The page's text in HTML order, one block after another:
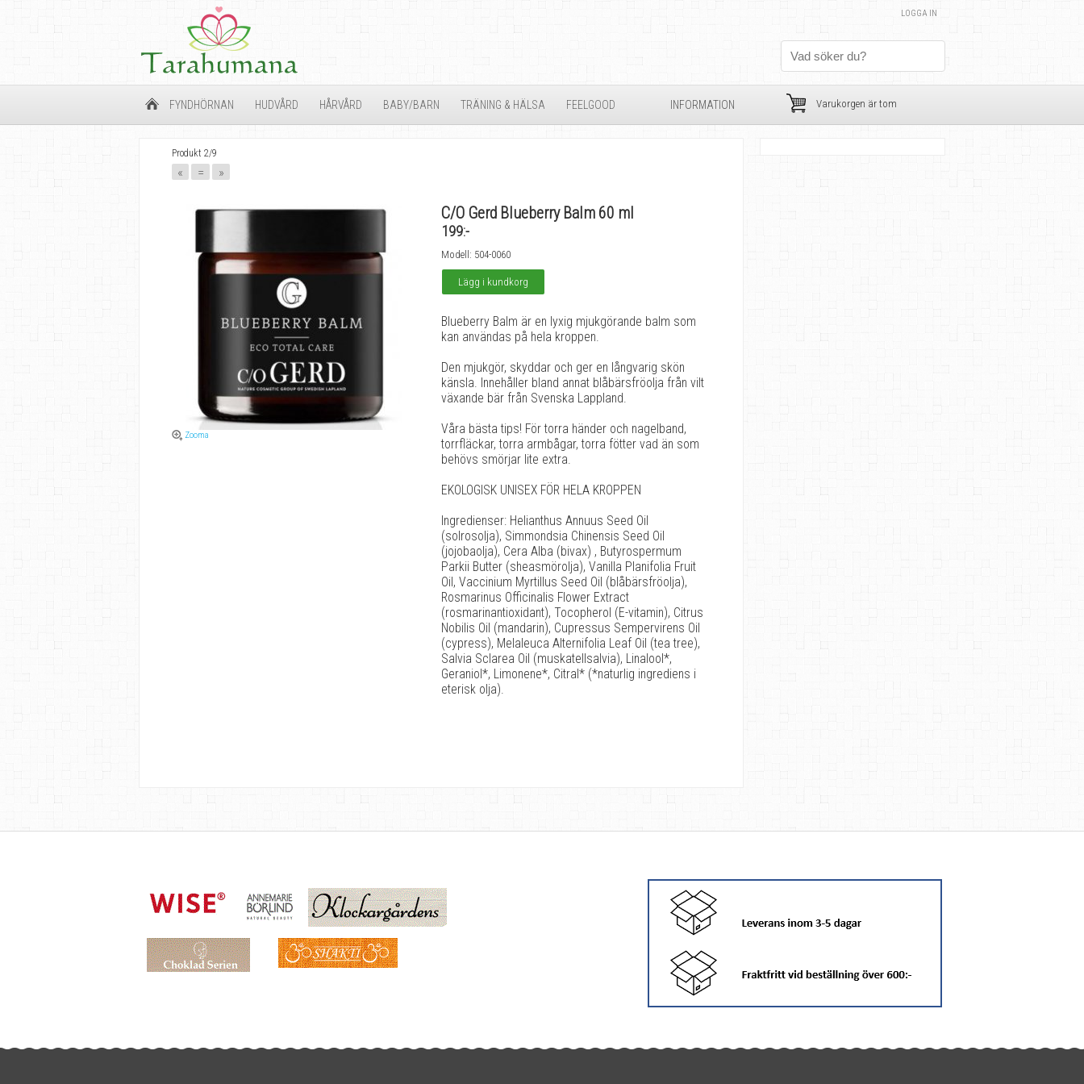
LOGGA IN
FYNDHÖRNAN HUDVÅRD HÅRVÅRD BABY/BARN TRÄNING & HÄLSA FEELGOOD INFORMATION Varukorgen är tom
Produkt 2/9
« = »
Zooma
C/O Gerd Blueberry Balm 60 ml
199:-
Modell: 504-0060
Blueberry Balm är en lyxig mjukgörande balm som
kan användas på hela kroppen.
Den mjukgör, skyddar och ger en långvarig skön
känsla. Innehåller bland annat blåbärsfröolja från vilt
växande bär från Svenska Lappland.
Våra bästa tips! För torra händer och nagelband,
torrfläckar, torra armbågar, torra fötter vad än som
behövs smörjar lite extra.
EKOLOGISK UNISEX FÖR HELA KROPPEN
Ingredienser: Helianthus Annuus Seed Oil
(solrosolja), Simmondsia Chinensis Seed Oil
(jojobaolja), Cera Alba (bivax) , Butyrospermum
Parkii Butter (sheasmörolja), Vanilla Planifolia Fruit
Oil, Vaccinium Myrtillus Seed Oil (blåbärsfröolja),
Rosmarinus Officinalis Flower Extract
(rosmarinantioxidant), Tocopherol (E-vitamin), Citrus
Nobilis Oil (mandarin), Cupressus Sempervirens Oil
(cypress), Melaleuca Alternifolia Leaf Oil (tea tree),
Salvia Sclarea Oil (muskatellsalvia), Linalool*,
Geraniol*, Limonene*, Citral* (*naturlig ingrediens i
eterisk olja).